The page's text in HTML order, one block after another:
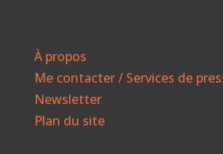
À propos
Me contacter / Services de
Newsletter
Plan du site